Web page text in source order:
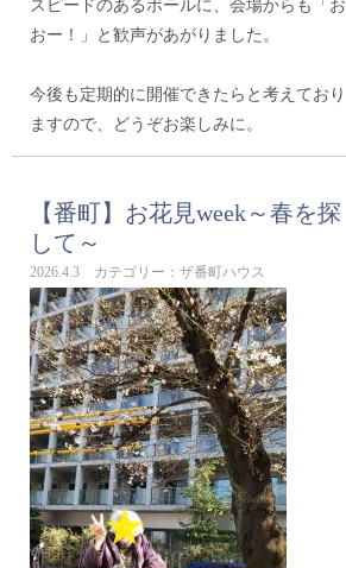
スピードのあるボールに、会場からも「お
おー！」と歓声があがりました。
今後も定期的に開催できたらと考えており
ますので、どうぞお楽しみに。
【番町】お花見week～春を探
して～
2026.4.3 カテゴリー：ザ番町ハウス